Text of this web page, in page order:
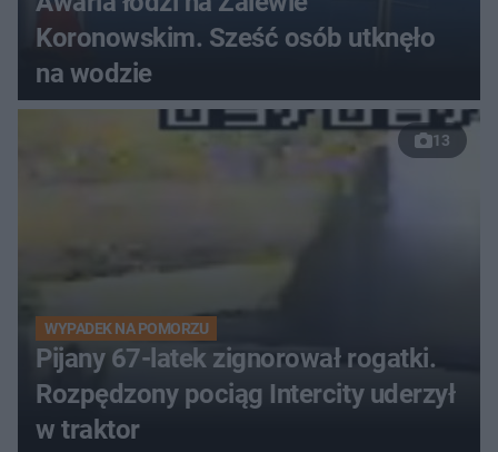
Koronowskim. Sześć osób utknęło
na wodzie
13
WYPADEK NA POMORZU
Pijany 67-latek zignorował rogatki.
Rozpędzony pociąg Intercity uderzył
w traktor